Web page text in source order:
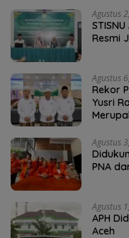
Agustus
Resmi
Agustus
Rekor
Yusri
Agustus
PNA
Agustus
APH
Aceh